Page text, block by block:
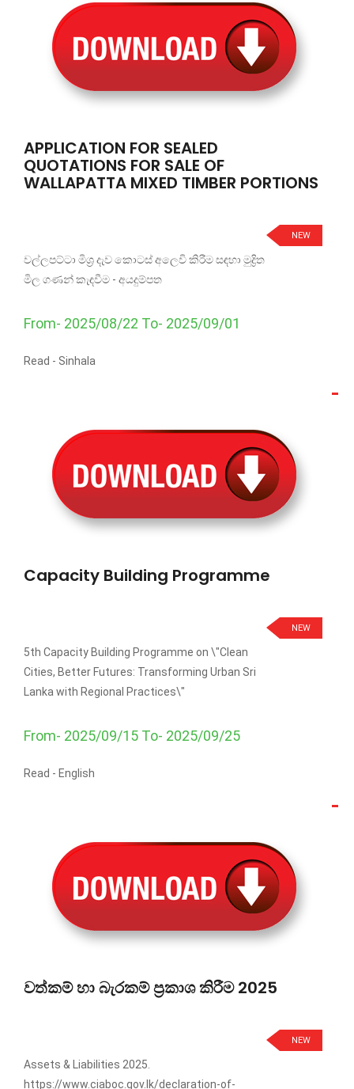
APPLICATION FOR SEALED
QUOTATIONS FOR SALE OF
WALLAPATTA MIXED TIMBER PORTIONS
NEW
වල්ලපට්ටා මිශ්‍ර දැව කොටස් අලෙවි කිරීම සඳහා මුද්‍රිත
මිල ගණන් කැඳවීම - අයදුම්පත
From- 2025/08/22 To- 2025/09/01
Read - Sinhala
Capacity Building Programme
NEW
5th Capacity Building Programme on \"Clean
Cities, Better Futures: Transforming Urban Sri
Lanka with Regional Practices\"
From- 2025/09/15 To- 2025/09/25
Read - English
වත්කම් හා බැරකම් ප්‍රකාශ කිරීම 2025
NEW
Assets & Liabilities 2025.
https://www.ciaboc.gov.lk/declaration-of-